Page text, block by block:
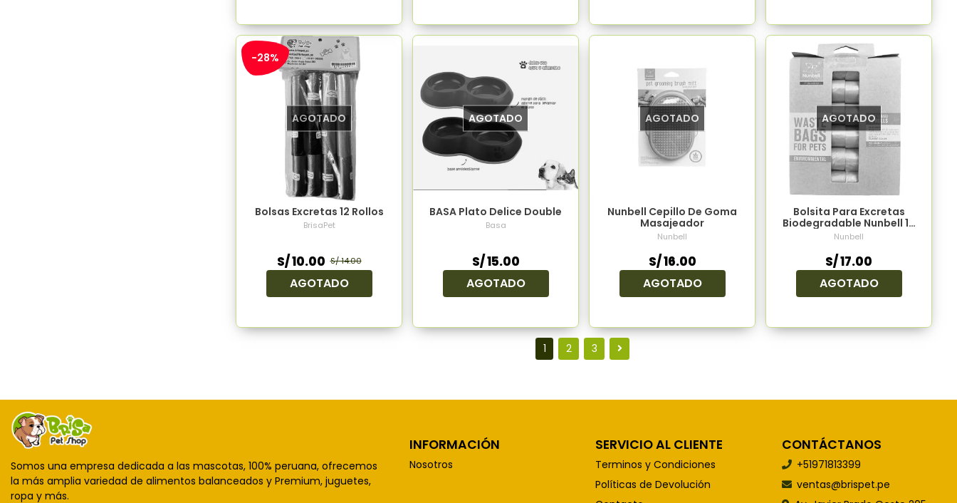
-28%
AGOTADO
Bolsas Excretas 12 Rollos
BrisaPet
S/ 14.00
S/ 10.00
AGOTADO
AGOTADO
BASA Plato Delice Double
Basa
S/ 15.00
AGOTADO
AGOTADO
Nunbell Cepillo De Goma
Masajeador
Nunbell
S/ 16.00
AGOTADO
AGOTADO
Bolsita Para Excretas
Biodegradable Nunbell 12
Rollos
Nunbell
S/ 17.00
AGOTADO
1 2 3
Somos una empresa dedicada a las mascotas, 100% peruana, ofrecemos
la más amplia variedad de alimentos balanceados y Premium, juguetes,
ropa y más.
INFORMACIÓN
Nosotros
SERVICIO AL CLIENTE
Terminos y Condiciones
Políticas de Devolución
CONTÁCTANOS
+51971813399
ventas@brispet.pe